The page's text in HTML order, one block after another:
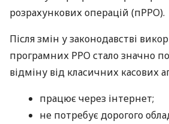
розрахункових операцій (пРРО).
Після змін у законодавстві
програмних РРО стало значно
відміну від класичних касових
працює через інтернет;
не потребує дорогого